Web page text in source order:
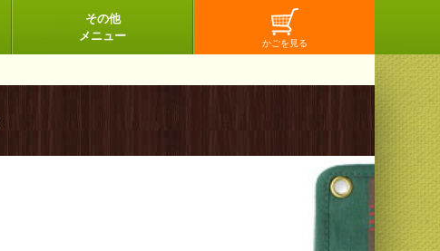
その他
メニュー